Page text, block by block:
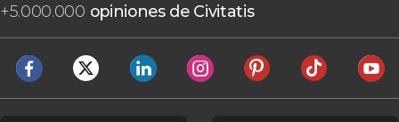
+5.000.000 opiniones de Civitatis